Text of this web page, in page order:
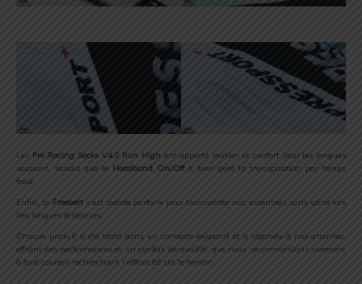
Les Pro Racing Socks V4.0 Run Highont apporté soutien et confort pour les longues
sessions, tandis que le Headband On/Offa bien géré la transpiration par temps
froid.
Enfin, la Freebelts’est avérée parfaite pour transporter nos essentiels sans gêne lors
des longues distances.
Chaque produit a été testé dans un contexte exigeant et a répondu à nos attentes,
offrant des performances et un confort de qualité, que nous recommandons vivement
à tout coureur recherchant l’efficacité sur le terrain.